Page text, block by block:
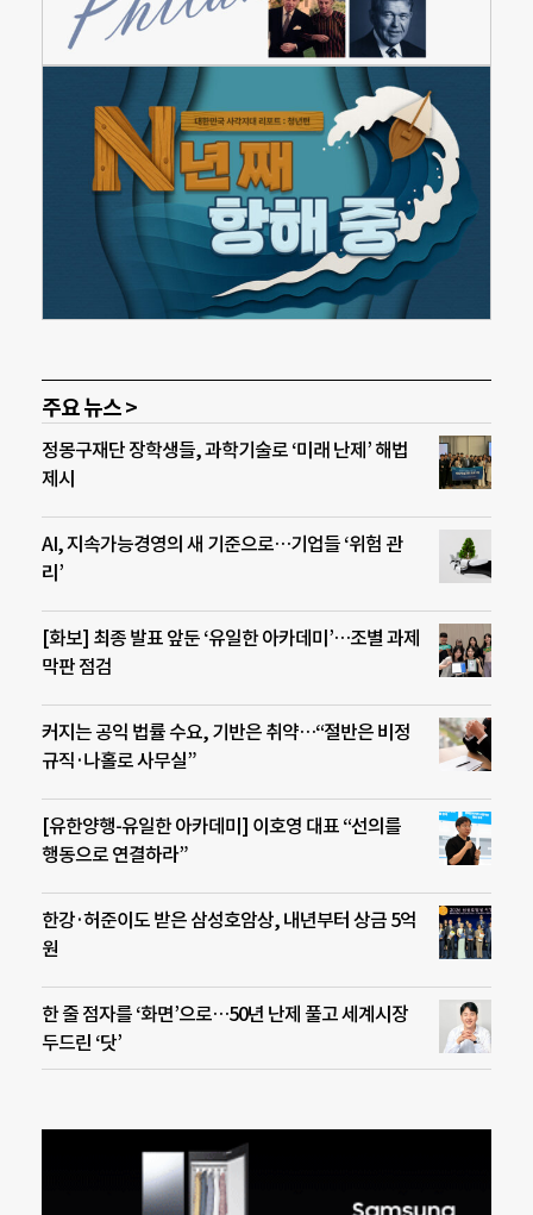
주요 뉴스 >
정몽구재단 장학생들, 과학기술로 ‘미래 난제’ 해법
제시
AI, 지속가능경영의 새 기준으로…기업들 ‘위험 관
리’
[화보] 최종 발표 앞둔 ‘유일한 아카데미’…조별 과제
막판 점검
커지는 공익 법률 수요, 기반은 취약…“절반은 비정
규직·나홀로 사무실”
[유한양행-유일한 아카데미] 이호영 대표 “선의를
행동으로 연결하라”
한강·허준이도 받은 삼성호암상, 내년부터 상금 5억
원
한 줄 점자를 ‘화면’으로…50년 난제 풀고 세계시장
두드린 ‘닷’